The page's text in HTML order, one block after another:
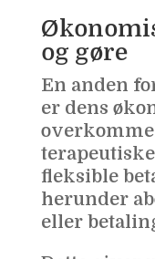
og gøre
En anden
er dens
fleksible
herunder
eller